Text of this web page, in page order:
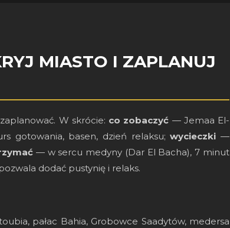
MIASTO I ZAPLANUJ
W skrócie: co zobaczyć — Jemaa El-
gotowania, basen, dzień relaksu;wycieczki —
— w sercu medyny (Dar El Bacha), 7 minut
dodać pustynię i relaks.
pałac Bahia, Grobowce Saadytów, medersa